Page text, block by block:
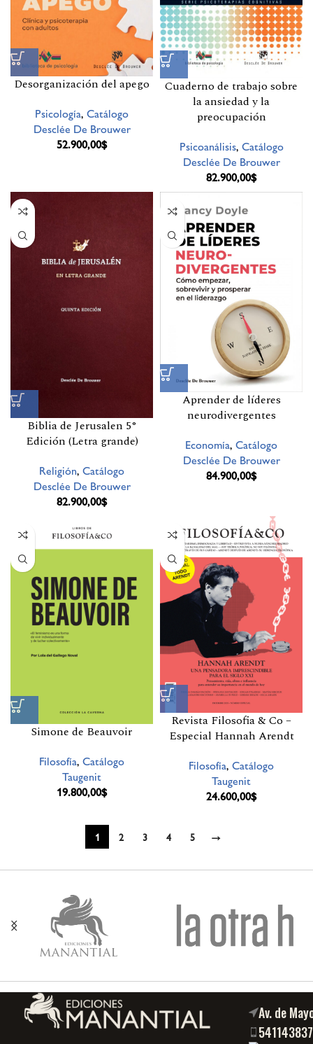
Desorganización del apego
Psicología, Catálogo
Desclée De Brouwer
52.900,00$
Cuaderno de trabajo sobre
la ansiedad y la
preocupación
Psicoanálisis, Catálogo
Desclée De Brouwer
82.900,00$
Biblia de Jerusalen 5°
Edición (Letra grande)
Religión, Catálogo
Desclée De Brouwer
82.900,00$
Aprender de líderes
neurodivergentes
Economía, Catálogo
Desclée De Brouwer
84.900,00$
Simone de Beauvoir
Filosofía, Catálogo
Taugenit
19.800,00$
Revista Filosofia & Co –
Especial Hannah Arendt
Filosofía, Catálogo
Taugenit
24.600,00$
1 2 3 4 5 →
Av. de